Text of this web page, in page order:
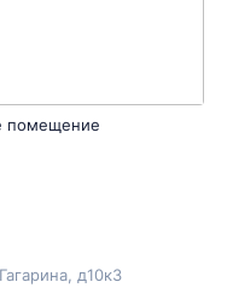
помещение
, д10к3